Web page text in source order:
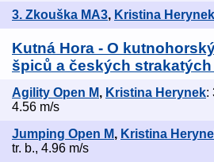
3. Zkouška MA3, Kristina Herynek
Kutná Hora - O
špiců a českých
Agility Open M, Kristina Herynek:
4.56 m/s
Jumping Open M, Kristina
tr. b., 4.96 m/s